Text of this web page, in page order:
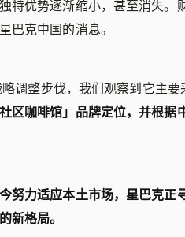
特优势逐渐缩小，甚至消失。
巴克中国的消息。
调整步伐，我们观察到它主要
区咖啡馆」品牌定位，并根据
努力适应本土市场，星巴克正
新格局。